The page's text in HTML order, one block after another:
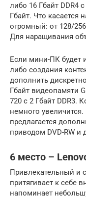
либо 16 Гбайт DDR4
Гбайт. Что касается
огромный: от 128/256
Для наращивания
Если мини-ПК будет
либо создания
дополнить
Гбайт видеопамяти
720 с 2 Гбайт DDR3.
немного
предлагается
приводом DVD-RW и
6 место –
Привлекательный и
притягивает к себе
напоминает